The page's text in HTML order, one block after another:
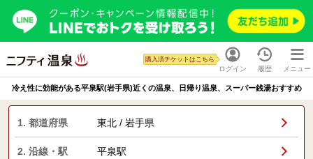
ログイン
購入済チケットはこちら
履歴 メニュー
冷え性に効能がある平泉駅(岩手県)近くの温泉、日帰り温泉、スーパー銭湯おすすめ
1. 都道府県 東北 / 岩手県
2. 沿線・駅 平泉駅